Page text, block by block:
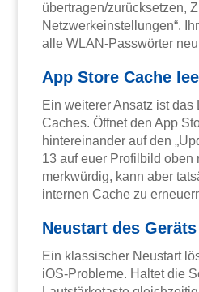
übertragen/zurücksetzen,
Netzwerkeinstellungen“.
alle WLAN-Passwörter
App Store Cache
Ein weiterer Ansatz ist das
Caches. Öffnet den App
hintereinander auf den
13 auf euer Profilbild oben
merkwürdig, kann aber
internen Cache zu
Neustart des Geräts
Ein klassischer Neustart
iOS-Probleme. Haltet die